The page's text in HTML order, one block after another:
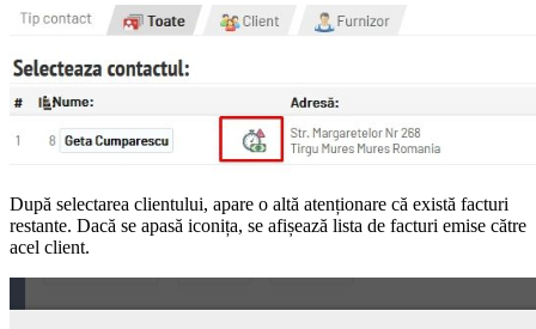
După selectarea clientului, apare o altă atenționare că există facturi
restante. Dacă se apasă iconița, se afișează lista de facturi emise către
acel client.